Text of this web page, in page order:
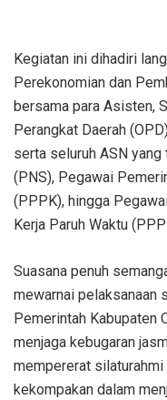
Kegiatan ini dihadiri
Perekonomian dan
bersama para Asisten,
Perangkat Daerah
serta seluruh ASN
(PNS), Pegawai
(PPPK), hingga
Kerja Paruh Waktu
Suasana penuh
mewarnai pelaksanaan
Pemerintah Kabupaten
menjaga kebugaran
mempererat
kekompakan dalam